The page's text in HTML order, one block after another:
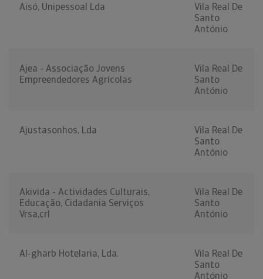
Aisó, Unipessoal Lda
Vila Real De
Santo
António
Ajea - Associação Jovens
Empreendedores Agrícolas
Vila Real De
Santo
António
Ajustasonhos, Lda
Vila Real De
Santo
António
Akivida - Actividades Culturais,
Educação, Cidadania Serviços
Vrsa,crl
Vila Real De
Santo
António
Al-gharb Hotelaria, Lda.
Vila Real De
Santo
António